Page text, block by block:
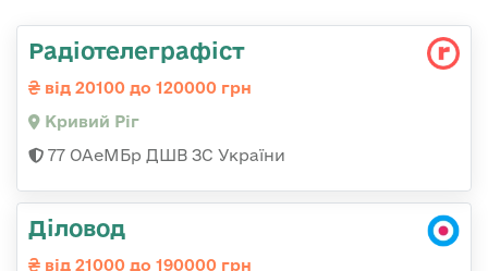
Радіотелеграфіст
від 20100 до 120000 грн
Кривий Ріг
77 ОАеМБр ДШВ ЗС України
Діловод
від 21000 до 190000 грн